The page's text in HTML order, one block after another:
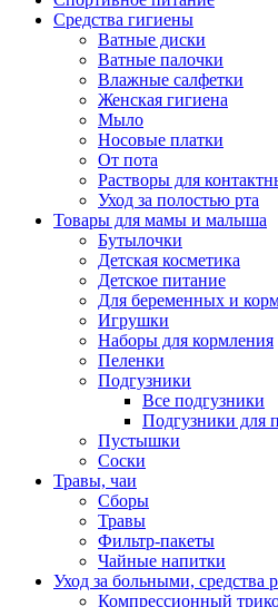
Средства гигиены
Ватные диски
Ватные палочки
Влажные салфетки
Женская гигиена
Мыло
Носовые платки
От пота
Растворы для
Уход за полостью рта
Товары для мамы и малыша
Бутылочки
Детская косметика
Детское питание
Для беременных и
Игрушки
Наборы для кормления
Пеленки
Подгузники
Все подгузники
Подгузники для
Пустышки
Соски
Травы, чаи
Сборы
Травы
Фильтр-пакеты
Чайные напитки
Уход за больными, средства
Компрессионный